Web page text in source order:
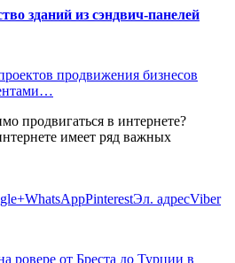
зданий из сэндвич-панелей
продвижения бизнесов
продвигаться в интернете?
имеет ряд важных
WhatsAppPinterestЭл. адресViber
ровере от Бреста до Турции в